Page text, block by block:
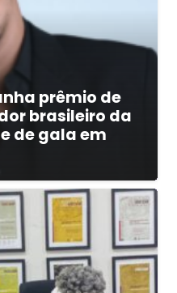
prêmio de
brasileiro da
de gala em